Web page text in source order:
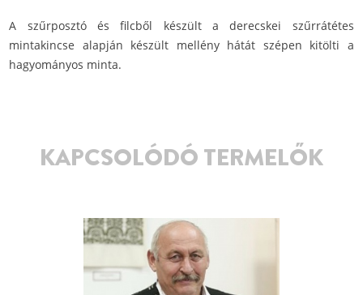
A szűrposztó és filcből készült a derecskei szűrrátétes
mintakincse alapján készült mellény hátát szépen kitölti a
hagyományos minta.
KAPCSOLÓDÓ TERMELŐK